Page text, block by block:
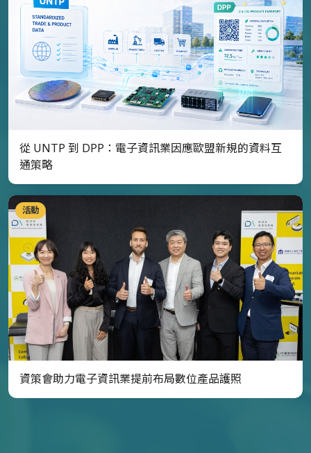
從 UNTP 到 DPP：電子資訊業因應歐盟新規的資料互
通策略
活動
資策會助力電子資訊業提前布局數位產品護照